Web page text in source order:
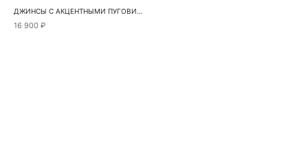
ДЖИНСЫ С АКЦЕНТНЫМИ ПУГОВИЦАМИ
16 900 ₽